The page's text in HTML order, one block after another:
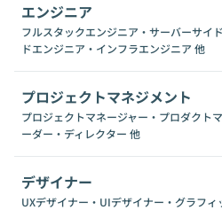
エンジニア
フルスタックエンジニア・サーバーサイ
ドエンジニア・インフラエンジニア 他
プロジェクトマネジメント
プロジェクトマネージャー・プロダクト
ーダー・ディレクター 他
デザイナー
UXデザイナー・UIデザイナー・グラフィ